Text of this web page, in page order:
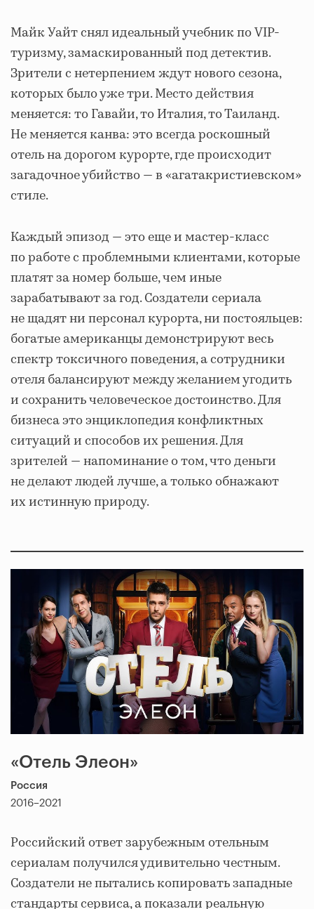
Майк Уайт снял идеальный учебник по VIP-
туризму, замаскированный под детектив.
Зрители с нетерпением ждут нового сезона,
которых было уже три. Место действия
меняется: то Гавайи, то Италия, то Таиланд.
Не меняется канва: это всегда роскошный
отель на дорогом курорте, где происходит
загадочное убийство — в «агатакристиевском»
стиле.
Каждый эпизод — это еще и мастер-класс
по работе с проблемными клиентами, которые
платят за номер больше, чем иные
зарабатывают за год. Создатели сериала
не щадят ни персонал курорта, ни постояльцев:
богатые американцы демонстрируют весь
спектр токсичного поведения, а сотрудники
отеля балансируют между желанием угодить
и сохранить человеческое достоинство. Для
бизнеса это энциклопедия конфликтных
ситуаций и способов их решения. Для
зрителей — напоминание о том, что деньги
не делают людей лучше, а только обнажают
их истинную природу.
«Отель Элеон»
Россия
2016–2021
Российский ответ зарубежным отельным
сериалам получился удивительно честным.
Создатели не пытались копировать западные
стандарты сервиса, а показали реальную